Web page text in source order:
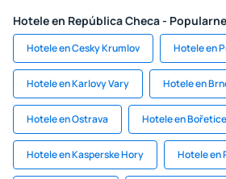
Hotele en República Checa -
Hotele en Cesky Krumlov Hotele en
Hotele en Karlovy Vary Hotele en
Hotele en Ostrava Hotele en Bořetice
Hotele en Kasperske Hory Hotele en